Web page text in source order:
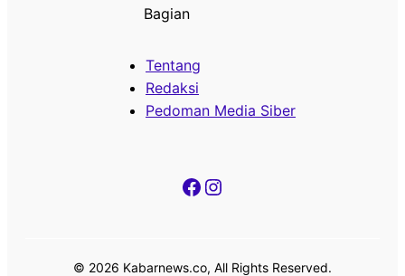
Bagian
Tentang
Redaksi
Pedoman Media Siber
Facebook
Instagram
© 2026 Kabarnews.co, All Rights Reserved.